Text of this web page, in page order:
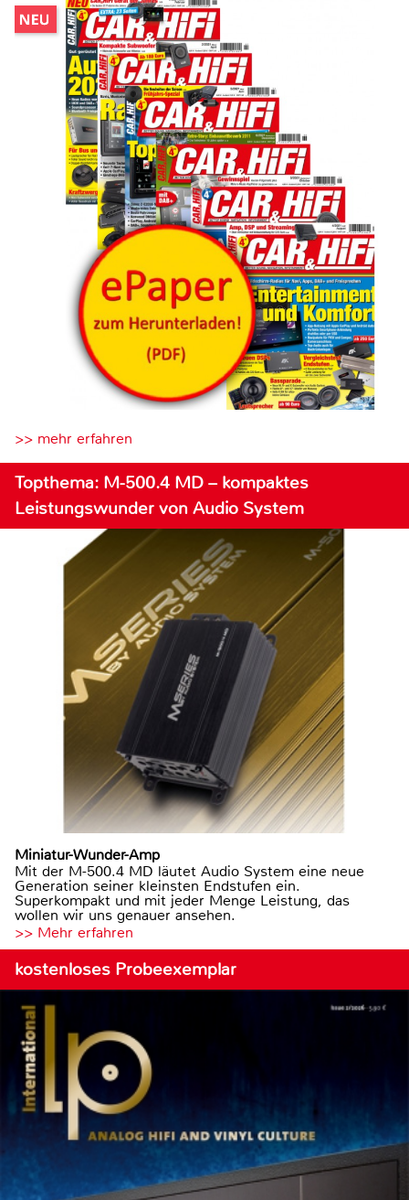
>> mehr erfahren
Topthema: M-500.4 MD – kompaktes
Leistungswunder von Audio System
Miniatur-Wunder-Amp
Mit der M-500.4 MD läutet Audio System eine neue
Generation seiner kleinsten Endstufen ein.
Superkompakt und mit jeder Menge Leistung, das
wollen wir uns genauer ansehen.
>> Mehr erfahren
kostenloses Probeexemplar